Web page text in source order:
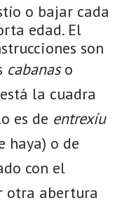
o bajar cada
edad. El
son
cabanaso
la cuadra
es de entrexíu
haya) o de
con el
otra abertura